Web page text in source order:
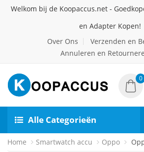
Welkom bij de Koopaccus.net -
en Adapter Kopen!
Over Ons
Verzenden en
Annuleren en
0
Alle Categorieën
Home Smartwatch accu Oppo